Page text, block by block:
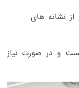
از نشانه های
و در صورت نیاز